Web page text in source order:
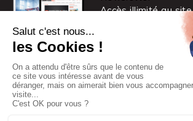
Accès illimité au site
Chantiers de France est une marque